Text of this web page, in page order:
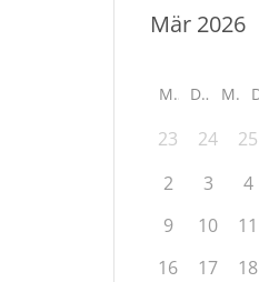
M D M
23 24 25
2
3 4
9
10 11
16
17 18